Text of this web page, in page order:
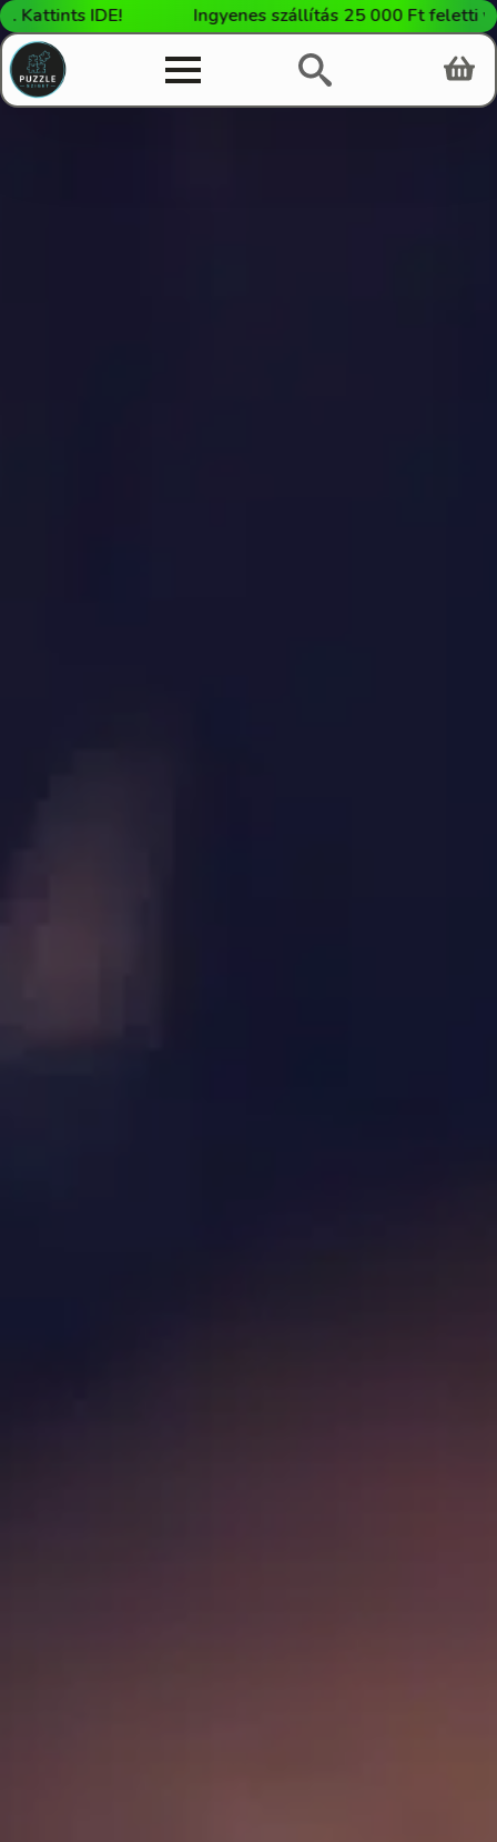
Ingyenes szállítás 25 000 Ft feletti vásárlás